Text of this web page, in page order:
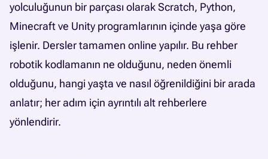
yolculuğunun bir parçası olarak Scratch, Python,
Minecraft ve Unity programlarının içinde yaşa göre
işlenir. Dersler tamamen online yapılır. Bu rehber
robotik kodlamanın ne olduğunu, neden önemli
olduğunu, hangi yaşta ve nasıl öğrenildiğini bir arada
anlatır; her adım için ayrıntılı alt rehberlere
yönlendirir.